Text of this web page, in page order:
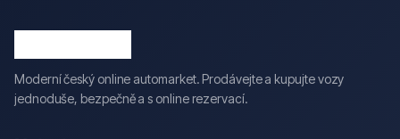
Moderní český online automarket. Prodávejte a kupujte vozy
jednoduše, bezpečně a s online rezervací.